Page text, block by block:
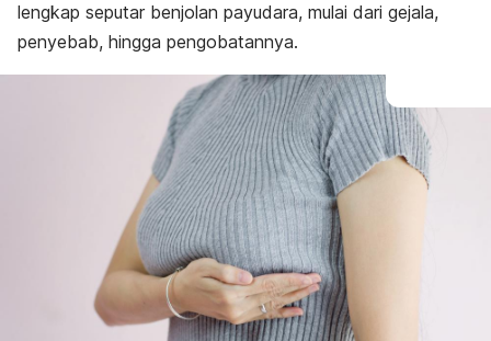
lengkap seputar benjolan payudara, mulai dari gejala,
penyebab, hingga pengobatannya.